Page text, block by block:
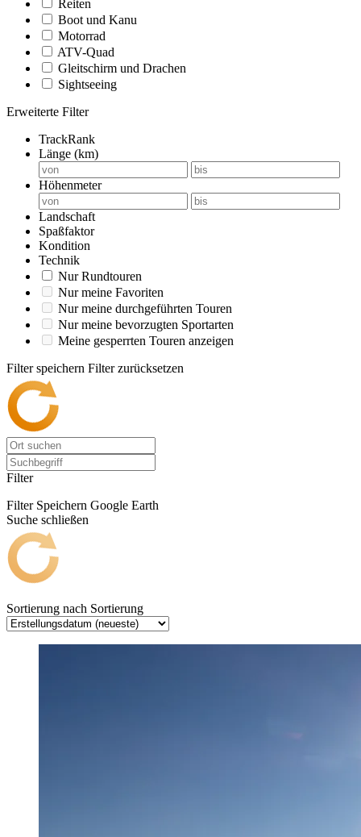
Reiten
Boot und Kanu
Motorrad
ATV-Quad
Gleitschirm und Drachen
Sightseeing
Erweiterte Filter
TrackRank
Länge (km)
Höhenmeter
Landschaft
Spaßfaktor
Kondition
Technik
Nur Rundtouren
Nur meine Favoriten
Nur meine durchgeführten Touren
Nur meine bevorzugten Sportarten
Meine gesperrten Touren anzeigen
Filter speichern Filter zurücksetzen
Filter
Filter Speichern Google Earth
Suche schließen
Sortierung nach Sortierung